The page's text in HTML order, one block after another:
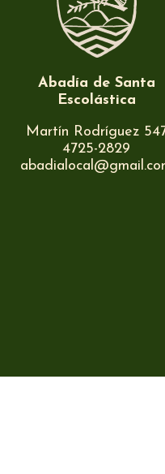
Abadía de Santa
Escolástica
Martín Rodríguez
4725-2829